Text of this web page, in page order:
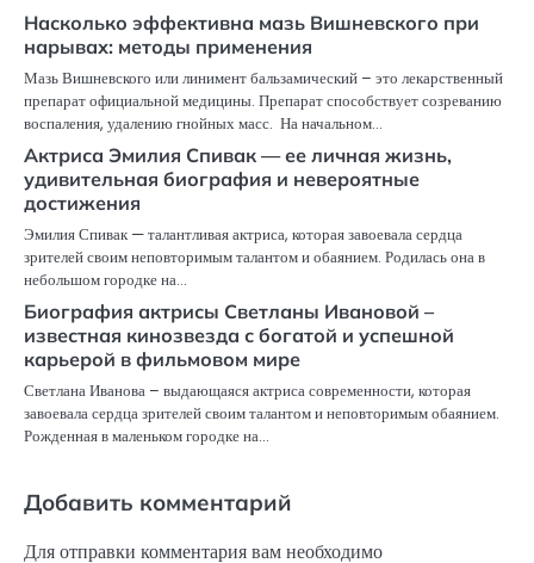
Насколько эффективна мазь Вишневского при
нарывах: методы применения
Мазь Вишневского или линимент бальзамический – это лекарственный
препарат официальной медицины. Препарат способствует созреванию
воспаления, удалению гнойных масс. На начальном…
Актриса Эмилия Спивак — ее личная жизнь,
удивительная биография и невероятные
достижения
Эмилия Спивак — талантливая актриса, которая завоевала сердца
зрителей своим неповторимым талантом и обаянием. Родилась она в
небольшом городке на…
Биография актрисы Светланы Ивановой –
известная кинозвезда с богатой и успешной
карьерой в фильмовом мире
Светлана Иванова – выдающаяся актриса современности, которая
завоевала сердца зрителей своим талантом и неповторимым обаянием.
Рожденная в маленьком городке на…
Добавить комментарий
Для отправки комментария вам необходимо